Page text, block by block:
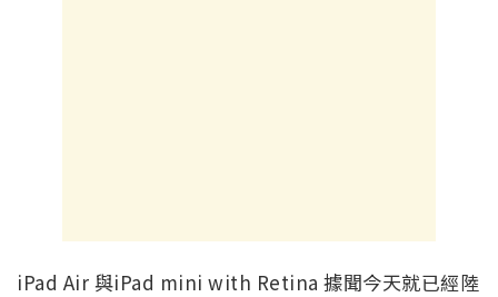
iPad Air 與iPad mini with Retina 據聞今天就已經陸